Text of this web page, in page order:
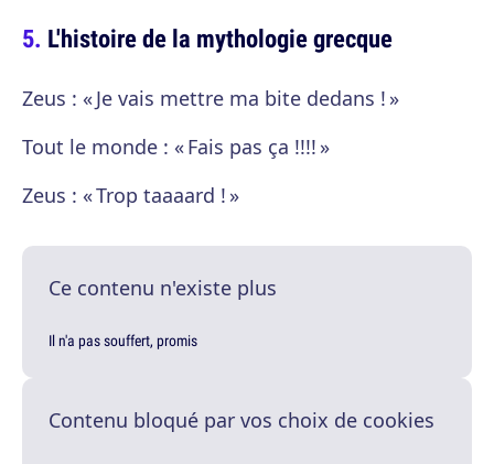
L'histoire de la mythologie grecque
Zeus : « Je vais mettre ma bite dedans ! »
Tout le monde : « Fais pas ça !!!! »
Zeus : « Trop taaaard ! »
Ce contenu n'existe plus
Il n'a pas souffert, promis
Contenu bloqué par vos choix de cookies